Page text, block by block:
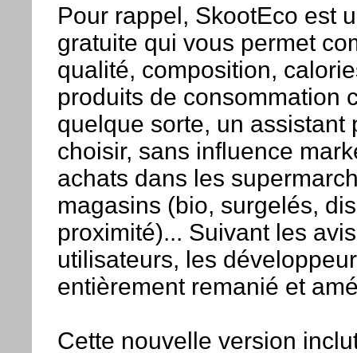
Pour rappel, SkootEco est
gratuite qui vous permet
qualité, composition,
produits de consommation
quelque sorte, un assistant
choisir, sans influence
achats dans les
magasins (bio, surgelés,
proximité)... Suivant les
utilisateurs, les
entièrement remanié et
Cette nouvelle version